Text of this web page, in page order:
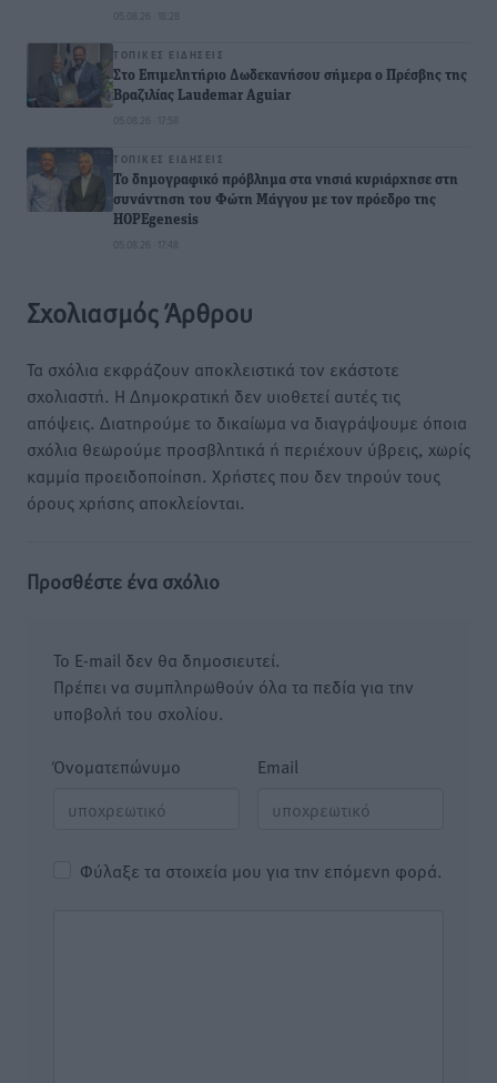
05.08.26 · 18:28
ΤΟΠΙΚΈΣ ΕΙΔΉΣΕΙΣ
Στο Επιμελητήριο Δωδεκανήσου σήμερα ο Πρέσβης της
Βραζιλίας Laudemar Aguiar
05.08.26 · 17:58
ΤΟΠΙΚΈΣ ΕΙΔΉΣΕΙΣ
To δημογραφικό πρόβλημα στα νησιά κυριάρχησε στη
συνάντηση του Φώτη Μάγγου με τον πρόεδρο της
HOPEgenesis
05.08.26 · 17:48
Σχολιασμός Άρθρου
Τα σχόλια εκφράζουν αποκλειστικά τον εκάστοτε
σχολιαστή. Η Δημοκρατική δεν υιοθετεί αυτές τις
απόψεις. Διατηρούμε το δικαίωμα να διαγράψουμε όποια
σχόλια θεωρούμε προσβλητικά ή περιέχουν ύβρεις, χωρίς
καμμία προειδοποίηση. Χρήστες που δεν τηρούν τους
όρους χρήσης αποκλείονται.
Προσθέστε ένα σχόλιο
Το E-mail δεν θα δημοσιευτεί.
Πρέπει να συμπληρωθούν όλα τα πεδία για την
υποβολή του σχολίου.
Όνοματεπώνυμο Email
Φύλαξε τα στοιχεία μου για την επόμενη φορά.